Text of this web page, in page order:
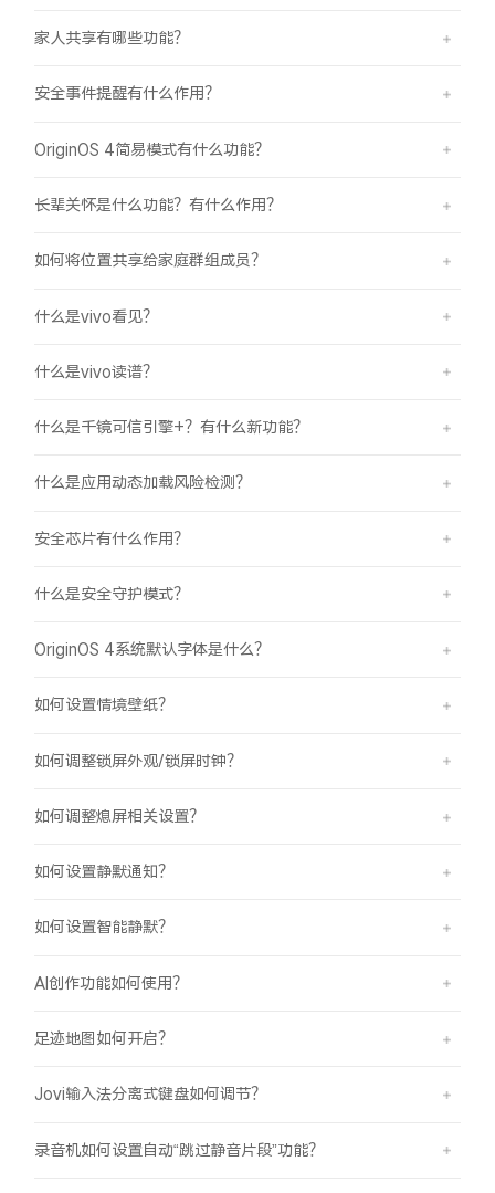
家人共享有哪些功能？
安全事件提醒有什么作用？
OriginOS 4简易模式有什么功能？
长辈关怀是什么功能？有什么作用？
如何将位置共享给家庭群组成员？
什么是vivo看见？
什么是vivo读谱？
什么是千镜可信引擎+？有什么新功能？
什么是应用动态加载风险检测？
安全芯片有什么作用？
什么是安全守护模式？
OriginOS 4系统默认字体是什么？
如何设置情境壁纸？
如何调整锁屏外观/锁屏时钟？
如何调整熄屏相关设置？
如何设置静默通知？
如何设置智能静默？
AI创作功能如何使用？
足迹地图如何开启？
Jovi输入法分离式键盘如何调节？
录音机如何设置自动“跳过静音片段”功能？